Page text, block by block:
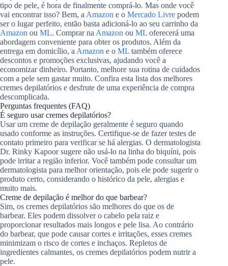
tipo de pele, é hora de finalmente comprá-lo. Mas onde você
vai encontrar isso? Bem, a Amazon e o Mercado Livre podem
ser o lugar perfeito, então basta adicioná-lo ao seu carrinho da
Amazon ou ML. Comprar na Amazon ou ML oferecerá uma
abordagem conveniente para obter os produtos. Além da
entrega em domicílio, a Amazon e o ML também oferece
descontos e promoções exclusivas, ajudando você a
economizar dinheiro. Portanto, melhore sua rotina de cuidados
com a pele sem gastar muito. Confira esta lista dos melhores
cremes depilatórios e desfrute de uma experiência de compra
descomplicada.
Perguntas frequentes (FAQ)
É seguro usar cremes depilatórios?
Usar um creme de depilação geralmente é seguro quando
usado conforme as instruções. Certifique-se de fazer testes de
contato primeiro para verificar se há alergias. O dermatologista
Dr. Rinky Kapoor sugere não usá-lo na linha do biquíni, pois
pode irritar a região inferior. Você também pode consultar um
dermatologista para melhor orientação, pois ele pode sugerir o
produto certo, considerando o histórico da pele, alergias e
muito mais.
Creme de depilação é melhor do que barbear?
Sim, os cremes depilatórios são melhores do que os de
barbear. Eles podem dissolver o cabelo pela raiz e
proporcionar resultados mais longos e pele lisa. Ao contrário
do barbear, que pode causar cortes e irritações, esses cremes
minimizam o risco de cortes e inchaços. Repletos de
ingredientes calmantes, os cremes depilatórios podem nutrir a
pele.